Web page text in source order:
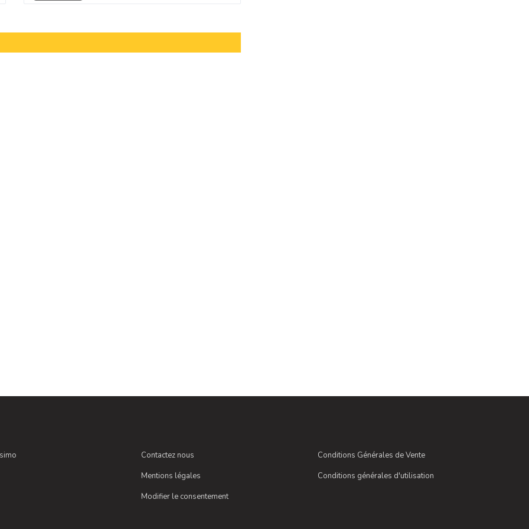
Contactez nous
Mentions légales
Modifier le consentement
Conditions Générales de Vente
Conditions générales d'utilisation